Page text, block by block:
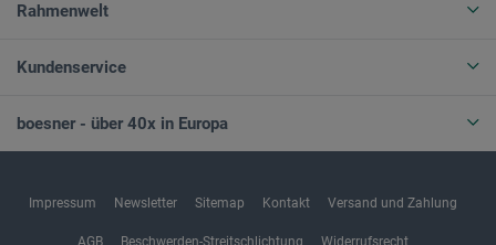
Rahmenwelt
Kundenservice
boesner - über 40x in Europa
Impressum Newsletter Sitemap Kontakt Versand und Zahlung
AGB Beschwerden-Streitschlichtung Widerrufsrecht